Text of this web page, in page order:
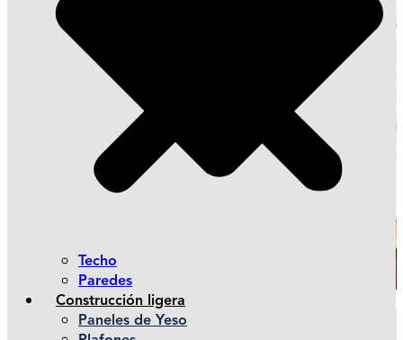
Techo
Paredes
Construcción ligera
Paneles de Yeso